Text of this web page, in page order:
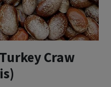
Craw